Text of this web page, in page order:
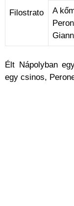
Filostrato
A
Élt Nápolyban
egy csinos,